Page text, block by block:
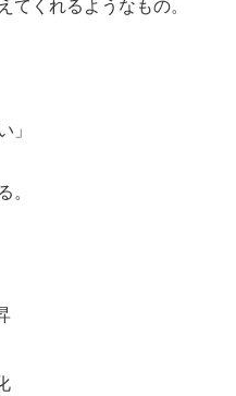
くれるようなもの。
」